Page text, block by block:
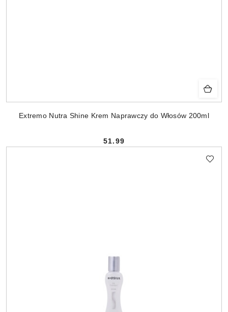
Extremo Nutra Shine Krem Naprawczy do Włosów 200ml
Cena:
51.99